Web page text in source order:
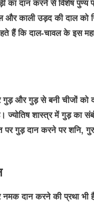
का दान करने से विशेष पुण्य
और काली उड़द की दाल को
हैं कि दाल-चावल के इस
गुड़ और गुड़ से बनी चीजों को
ज्योतिष शास्त्र में गुड़ का
पर गुड़ दान करने पर शनि,
नमक दान करने की प्रथा